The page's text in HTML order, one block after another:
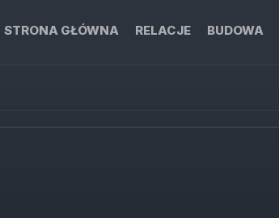
STRONA GŁÓWNA RELACJE BUDOWA